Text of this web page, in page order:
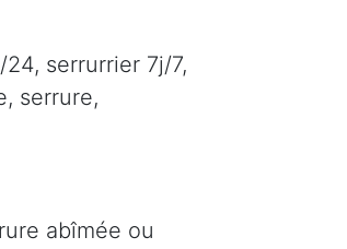
serrurrier 7j/7,
serrure,
abîmée ou